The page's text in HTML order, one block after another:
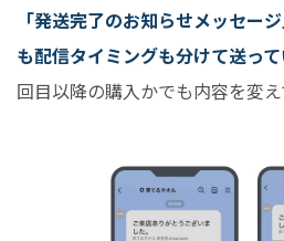
「発送完了のお知らせメッセー
も配信タイミングも分けて送って
回目以降の購入かでも内容を変え